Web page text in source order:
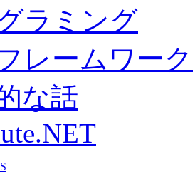
ラミング
レームワーク
な話